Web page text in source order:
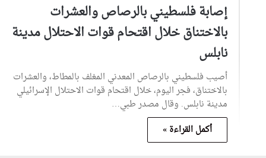
إصابة فلسطيني بالرصاص والعشرات
بالاختناق خلال اقتحام قوات الاحتلال مدينة
نابلس
أصيب فلسطيني بالرصاص المعدني المغلف بالمطاط، والعشرات
بالاختناق، فجر اليوم، خلال اقتحام قوات الاحتلال الإسرائيلي
مدينة نابلس. وقال مصدر طبي…
أكمل القراءة »